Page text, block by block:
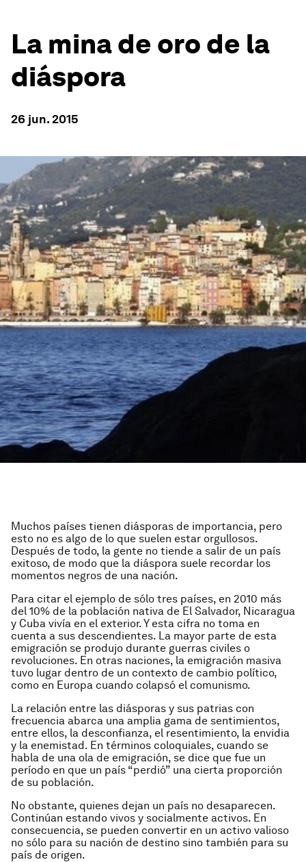
La mina de oro de la
diáspora
26 jun. 2015
Muchos países tienen diásporas de importancia, pero
esto no es algo de lo que suelen estar orgullosos.
Después de todo, la gente no tiende a salir de un país
exitoso, de modo que la diáspora suele recordar los
momentos negros de una nación.
Para citar el ejemplo de sólo tres países, en 2010 más
del 10% de la población nativa de El Salvador, Nicaragua
y Cuba vivía en el exterior. Y esta cifra no toma en
cuenta a sus descendientes. La mayor parte de esta
emigración se produjo durante guerras civiles o
revoluciones. En otras naciones, la emigración masiva
tuvo lugar dentro de un contexto de cambio político,
como en Europa cuando colapsó el comunismo.
La relación entre las diásporas y sus patrias con
frecuencia abarca una amplia gama de sentimientos,
entre ellos, la desconfianza, el resentimiento, la envidia
y la enemistad. En términos coloquiales, cuando se
habla de una ola de emigración, se dice que fue un
período en que un país “perdió” una cierta proporción
de su población.
No obstante, quienes dejan un país no desaparecen.
Continúan estando vivos y socialmente activos. En
consecuencia, se pueden convertir en un activo valioso
no sólo para su nación de destino sino también para su
país de origen.